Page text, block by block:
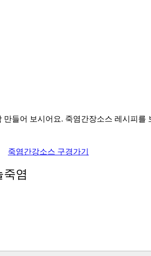
만들어 보시어요. 죽염간장소스 레시피를
죽염간강소스 구경가기
죽염